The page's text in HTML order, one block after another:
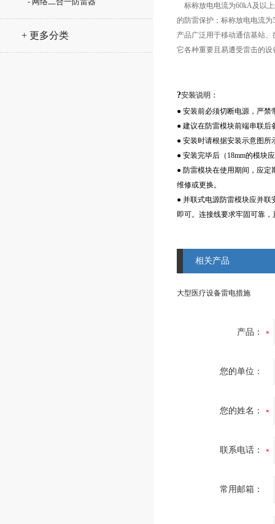
+ 更多分类
标称放电电流为60kA及以
的防雷保护；标称放电电流
产品广泛用于移动通信基站
它各种重要且易遭受雷击的设
?安装说明：
● 安装前必须切断电源，严禁
● 建议在防雷模块前端串联后
● 安装时请根据安装示意图所
● 安装完毕后（18mm的模块
● 防雷模块在使用期间，应
维修或更换。
● 并联式电源防雷模块应并联
即可。连接线要求牢固可靠
相关产品
大型医疗设备雷电措施
产品：
您的单位：
您的姓名：
联系电话：
常用邮箱：